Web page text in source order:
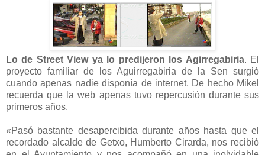
Lo de Street View ya lo predijeron los Agirregabiria. El
proyecto familiar de los Aguirregabiria de la Sen surgió
cuando apenas nadie disponía de internet. De hecho Mikel
recuerda que la web apenas tuvo repercusión durante sus
primeros años.
«Pasó bastante desapercibida durante años hasta que el
recordado alcalde de Getxo, Humberto Cirarda, nos recibió